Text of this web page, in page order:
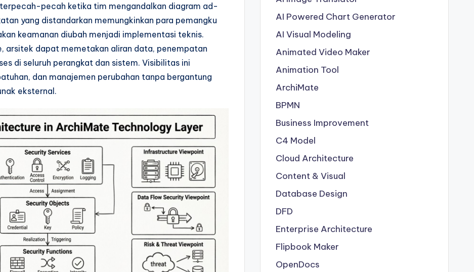
pecah ketika tim mengandalkan diagram ad-
yang distandarkan memungkinkan para pemangku
keamanan diubah menjadi implementasi teknis.
arsitek dapat memetakan aliran data, penempatan
di seluruh perangkat dan sistem. Visibilitas ini
dan manajemen perubahan tanpa bergantung
eksternal.
AI Powered Chart Generator
AI Visual Modeling
Animated Video Maker
Animation Tool
ArchiMate
BPMN
Business Improvement
C4 Model
Cloud Architecture
Content & Visual
Database Design
DFD
Enterprise Architecture
Flipbook Maker
OpenDocs